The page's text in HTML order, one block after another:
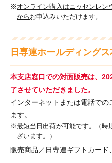
オンライン購入はニッセンレン
から お申込みいただけます。
日専連ホールディング
本支店窓口での対面販売は、
了させていただきました。
インターネットまたは電話で
ます。
最短当日出荷が可能です。（時
ざいます。）
販売商品／日専連ギフトカー